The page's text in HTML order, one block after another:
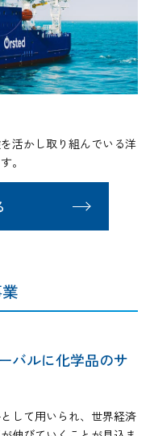
活かし取り組んでいる洋
。
バルに化学品のサ
して用いられ、世界経済